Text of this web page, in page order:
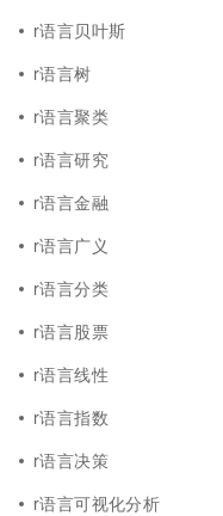
r语言贝叶斯
r语言树
r语言聚类
r语言研究
r语言金融
r语言广义
r语言分类
r语言股票
r语言线性
r语言指数
r语言决策
r语言可视化分析